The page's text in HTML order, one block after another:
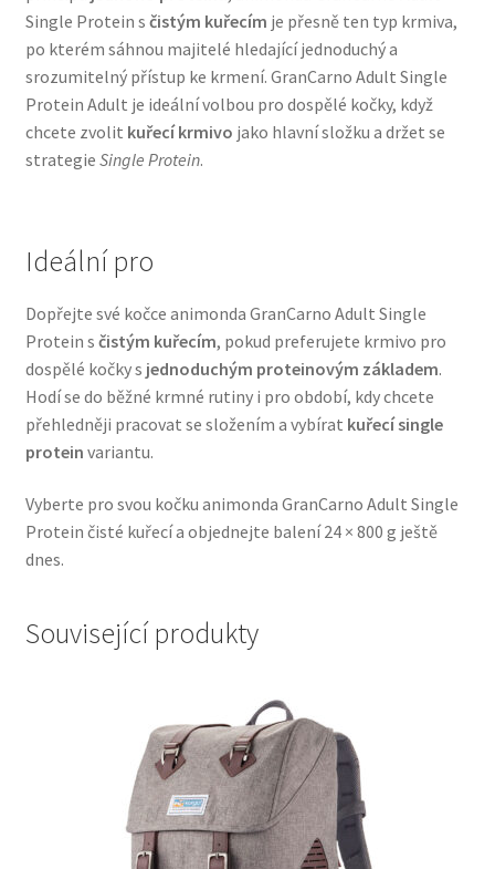
Purizon pro psy — Vysoký obsah masa, bez obilovin
Royal Canin pro psy
Veterinární dieta pro psy
Single Protein s čistým kuřecím je přesně ten typ krmiva,
po kterém sáhnou majitelé hledající jednoduchý a
srozumitelný přístup ke krmení. GranCarno Adult Single
Protein Adult je ideální volbou pro dospělé kočky, když
chcete zvolit kuřecí krmivo jako hlavní složku a držet se
strategie Single Protein.
Ideální pro
Dopřejte své kočce animonda GranCarno Adult Single
Protein s čistým kuřecím, pokud preferujete krmivo pro
dospělé kočky s jednoduchým proteinovým základem.
Hodí se do běžné krmné rutiny i pro období, kdy chcete
přehledněji pracovat se složením a vybírat kuřecí single
protein variantu.
Vyberte pro svou kočku animonda GranCarno Adult Single
Protein čisté kuřecí a objednejte balení 24 × 800 g ještě
dnes.
Související produkty